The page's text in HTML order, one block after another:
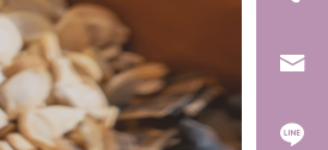
器疾患
冷え症 80代 女性